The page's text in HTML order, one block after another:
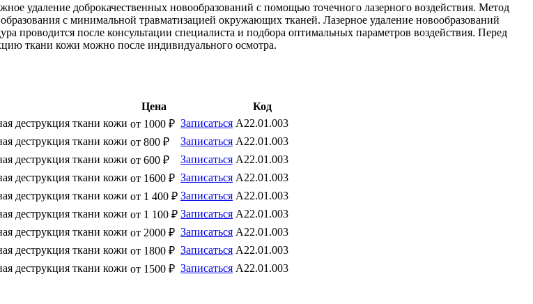
удаление доброкачественных новообразований с помощью точечного лазерного воздействия. Метод
с минимальной травматизацией окружающих тканей. Лазерное удаление новообразований
проводится после консультации специалиста и подбора оптимальных параметров воздействия. Перед
ткани кожи можно после индивидуального осмотра.
Цена
Код
деструкция ткани кожи от 1000 ₽ Записаться A22.01.003
деструкция ткани кожи от 800 ₽ Записаться A22.01.003
деструкция ткани кожи от 600 ₽ Записаться A22.01.003
деструкция ткани кожи от 1600 ₽ Записаться A22.01.003
деструкция ткани кожи от 1 400 ₽ Записаться A22.01.003
деструкция ткани кожи от 1 100 ₽ Записаться A22.01.003
деструкция ткани кожи от 2000 ₽ Записаться A22.01.003
деструкция ткани кожи от 1800 ₽ Записаться A22.01.003
деструкция ткани кожи от 1500 ₽ Записаться A22.01.003